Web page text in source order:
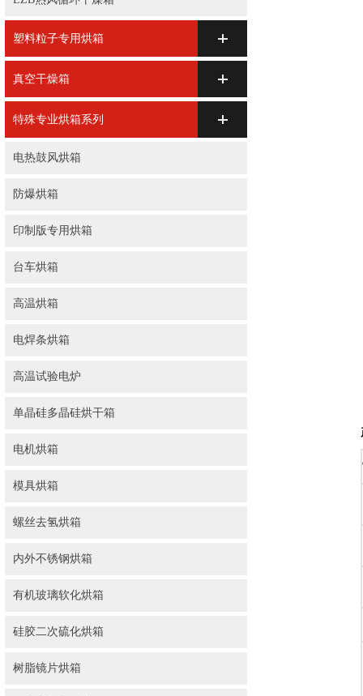
塑料粒子专用烘箱
真空干燥箱
特殊专业烘箱系列
电热鼓风烘箱
防爆烘箱
印制版专用烘箱
台车烘箱
高温烘箱
电焊条烘箱
高温试验电炉
单晶硅多晶硅烘干箱
电机烘箱
模具烘箱
螺丝去氢烘箱
内外不锈钢烘箱
有机玻璃软化烘箱
硅胶二次硫化烘箱
树脂镜片烘箱